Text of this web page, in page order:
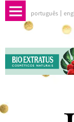
português